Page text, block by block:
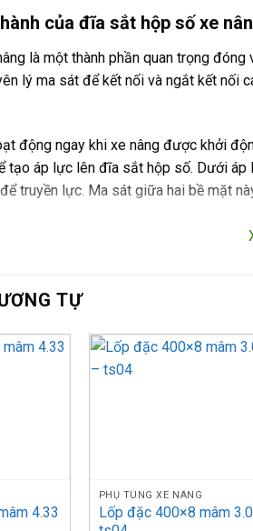
của đĩa sắt hộp số xe
là một thành phần quan trọng
lý ma sát để kết nối và ngắt kết nối
động ngay khi xe nâng được khởi
tạo áp lực lên đĩa sắt hộp số. Dưới áp
truyền lực. Ma sát giữa hai bề mặt
hộp số xe nâng uy tín
Model
TỰ
4.33
PHỤ TÙNG XE NÂNG
Lốp đặc 400×8 mâm